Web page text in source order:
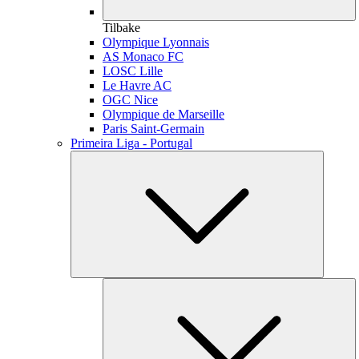
Tilbake
Olympique Lyonnais
AS Monaco FC
LOSC Lille
Le Havre AC
OGC Nice
Olympique de Marseille
Paris Saint-Germain
Primeira Liga - Portugal